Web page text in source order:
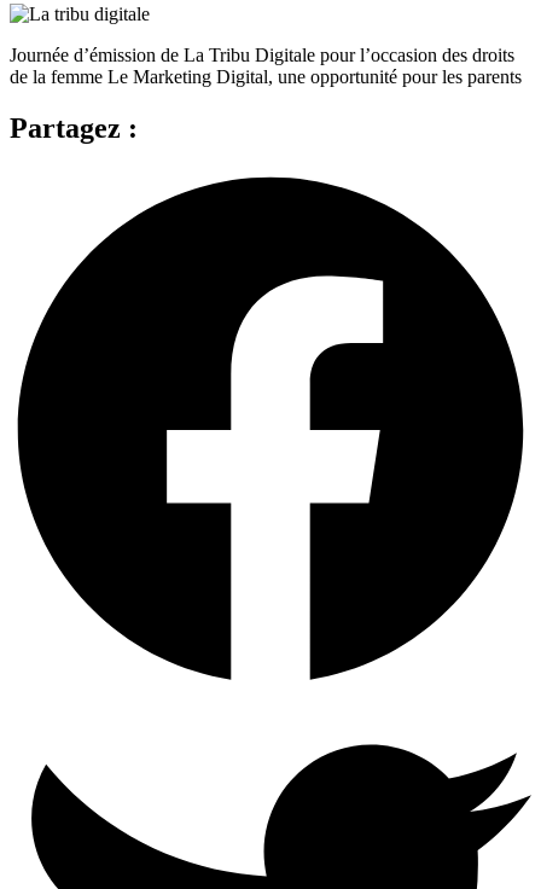
Journée d’émission de La Tribu Digitale pour l’occasion des droits
de la femme Le Marketing Digital, une opportunité pour les parents
Partagez :